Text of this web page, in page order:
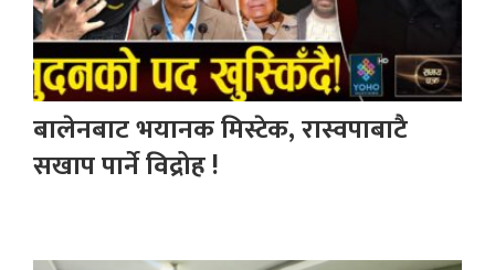
बालेनबाट भयानक मिस्टेक, रास्वपाबाटै
सखाप पार्ने विद्रोह !